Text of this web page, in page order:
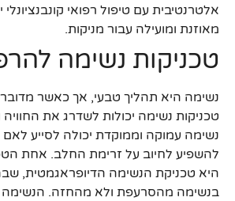
אלטרנטיבית עם טיפול רפואי קונבנציונלי
מאוזנת ומועילה עבור מניקות.
טכניקות נשימה
נשימה היא תהליך טבעי, אך כאשר
טכניקות נשימה יכולות לשדרג את
נשימה עמוקה וממוקדת יכולה לסייע
להשפיע לחיוב על זרימת החלב. אחת
היא טכניקת הנשימה הדיופראגמטית,
בנשימה מהסרעפת ולא מהחזה. הנשימה